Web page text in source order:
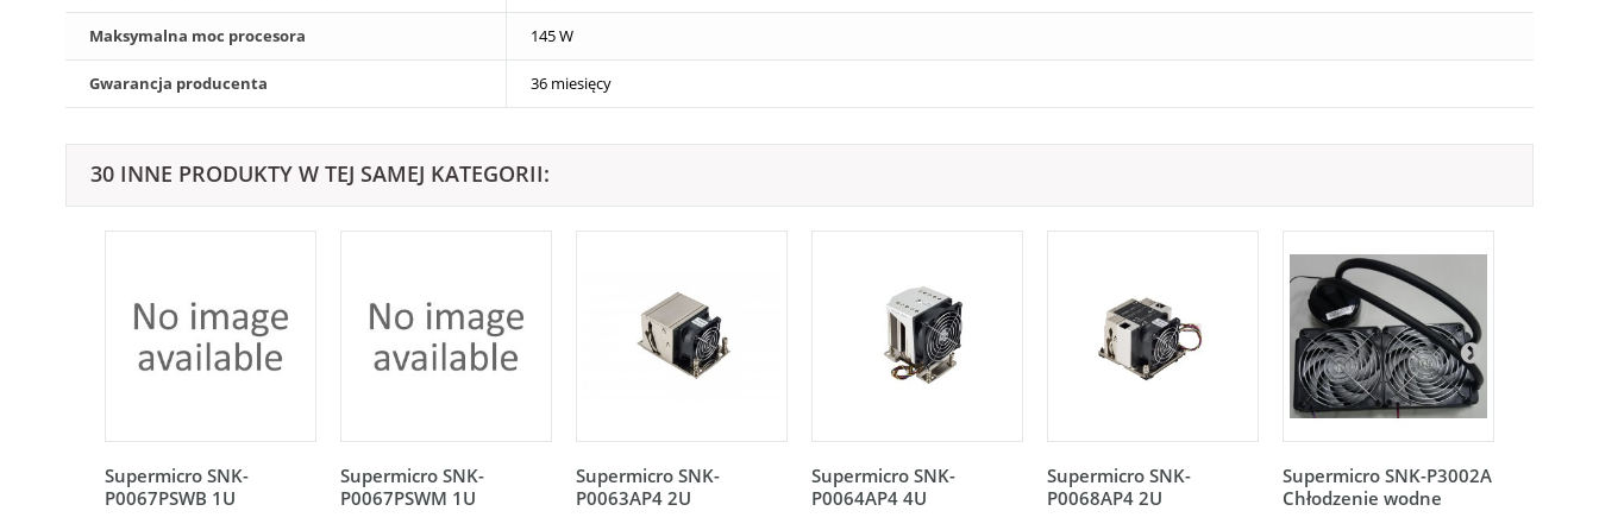
Maksymalna moc procesora 145 W
Gwarancja producenta 36 miesięcy
30 INNE PRODUKTY W TEJ SAMEJ KATEGORII:
Supermicro SNK-
P0067PSWB 1U
Supermicro SNK-
P0067PSWM 1U
Supermicro SNK-
P0063AP4 2U
Supermicro SNK-
P0064AP4 4U
Supermicro SNK-
P0068AP4 2U
Supermicro SNK-P3002A
Chłodzenie wodne